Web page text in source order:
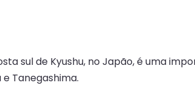
sul de Kyushu, no Japão, é uma
e Tanegashima.